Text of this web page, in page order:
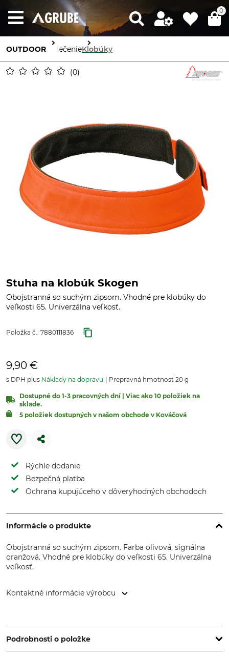
0
OUTDOOR OblečenieKlobúky
0
Stuha na klobúk Skogen
Obojstranná so suchým zipsom. Vhodné pre klobúky do
veľkosti 65. Univerzálna veľkosť.
Položka č.: 7880111836
9,90 €
s DPH plus Náklady na dopravu Prepravná hmotnosť 20 g
Dostupné do 1-3 pracovných dní | Viac ako 10 položiek na
sklade.
5 položiek dostupných v našom obchode v Kováčová
Rýchle dodanie
Bezpečná platba
Ochrana kupujúceho v dôveryhodných obchodoch
Informácie o produkte
Obojstranná so suchým zipsom. Farba olivová, signálna
oranžová. Vhodné pre klobúky do veľkosti 65. Univerzálna
veľkosť.
Kontaktné informácie výrobcu
28876 Oyten, Germany, www.overhues-schuessler.de
Podrobnosti o položke